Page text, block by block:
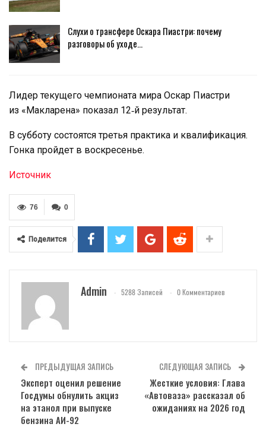
Слухи о трансфере Оскара Пиастри: почему
разговоры об уходе…
Лидер текущего чемпионата мира Оскар Пиастри
из «Макларена» показал 12‑й результат.
В субботу состоятся третья практика и квалификация.
Гонка пройдет в воскресенье.
Источник
0
76
Поделится
Admin 5288 Записей 0 Комментариев
ПРЕДЫДУЩАЯ ЗАПИСЬ
Эксперт оценил решение
Госдумы обнулить акциз
на этанол при выпуске
бензина АИ-92
СЛЕДУЮЩАЯ ЗАПИСЬ
Жесткие условия: Глава
«Автоваза» рассказал об
ожиданиях на 2026 год